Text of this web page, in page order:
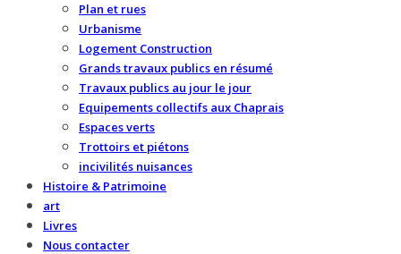
Plan et rues
Urbanisme
Logement Construction
Grands travaux publics en résumé
Travaux publics au jour le jour
Equipements collectifs aux Chaprais
Espaces verts
Trottoirs et piétons
incivilités nuisances
Histoire & Patrimoine
art
Livres
Nous contacter